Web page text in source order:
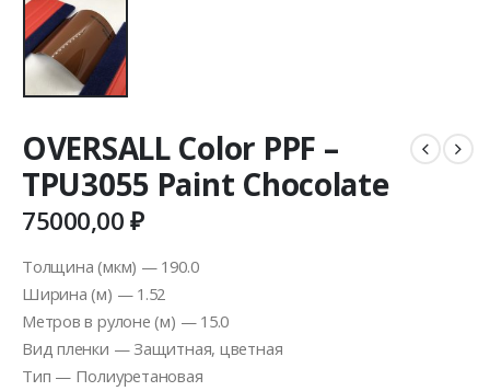
OVERSALL Color PPF –
TPU3055 Paint Chocolate
75000,00₽
Толщина (мкм) — 190.0
Ширина (м) — 1.52
Метров в рулоне (м) — 15.0
Вид пленки — Защитная, цветная
Тип — Полиуретановая